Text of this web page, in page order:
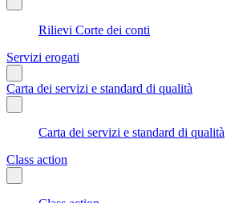
Rilievi Corte dei conti
Servizi erogati
Carta dei servizi e standard di qualità
Carta dei servizi e standard di qualità
Class action